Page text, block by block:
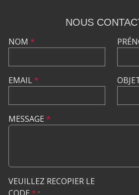
NOUS
NOM *
EMAIL*
MESSAGE *
VEUILLEZ RECOPIER LE